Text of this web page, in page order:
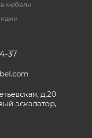
мебели
37
д.20
эскалатор,